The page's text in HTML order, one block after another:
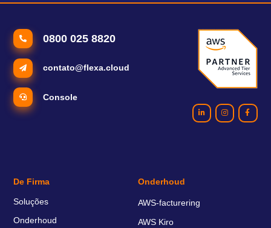
0800 025 8820
contato@flexa.cloud
Console
De Firma
Soluções
Onderhoud
Onderhoud
AWS-facturering
AWS Kiro